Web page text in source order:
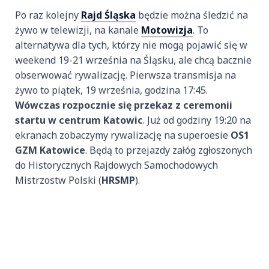
Po raz kolejny Rajd Śląska będzie można śledzić na
żywo w telewizji, na kanale Motowizja. To
alternatywa dla tych, którzy nie mogą pojawić się w
weekend 19-21 września na Śląsku, ale chcą bacznie
obserwować rywalizację. Pierwsza transmisja na
żywo to piątek, 19 września, godzina 17:45.
Wówczas rozpocznie się przekaz z ceremonii
startu w centrum Katowic. Już od godziny 19:20 na
ekranach zobaczymy rywalizację na superoesie OS1
GZM Katowice. Będą to przejazdy załóg zgłoszonych
do Historycznych Rajdowych Samochodowych
Mistrzostw Polski (HRSMP).